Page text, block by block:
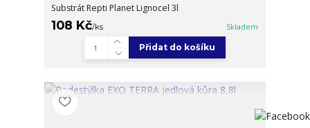
Substrát Repti Planet Lignocel 3l
108 Kč/ks Skladem
Přidat do košíku